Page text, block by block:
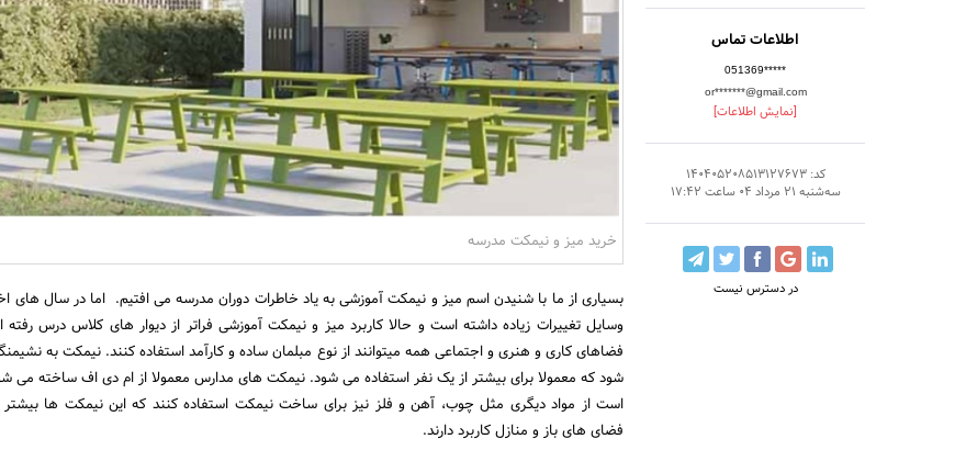
اطلاعات تماس
051369*****
or*******@gmail.com
[نمایش اطلاعات]
کد: 140405208513127673
سه‌شنبه 21 مرداد 04 ساعت 17:42
در دسترس نیست
خرید میز و نیمکت مدرسه
بسیاری از ما با شنیدن اسم میز و نیمکت آموزشی به یاد خاطرات دوران مدرسه می افتیم. اما در سال های
وسایل تغییرات زیاده داشته است و حالا کاربرد میز و نیمکت آموزشی فراتر از دیوار های کلاس درس رفته
فضاهای کاری و هنری و اجتماعی همه میتوانند از نوع مبلمان ساده و کارآمد استفاده کنند. نیمکت به
شود که معمولا برای بیشتر از یک نفر استفاده می شود. نیمکت های مدارس معمولا از ام دی اف ساخته می
است از مواد دیگری مثل چوب، آهن و فلز نیز برای ساخت نیمکت استفاده کنند که این نیمکت ها
فضای های باز و منازل کاربرد دارند.